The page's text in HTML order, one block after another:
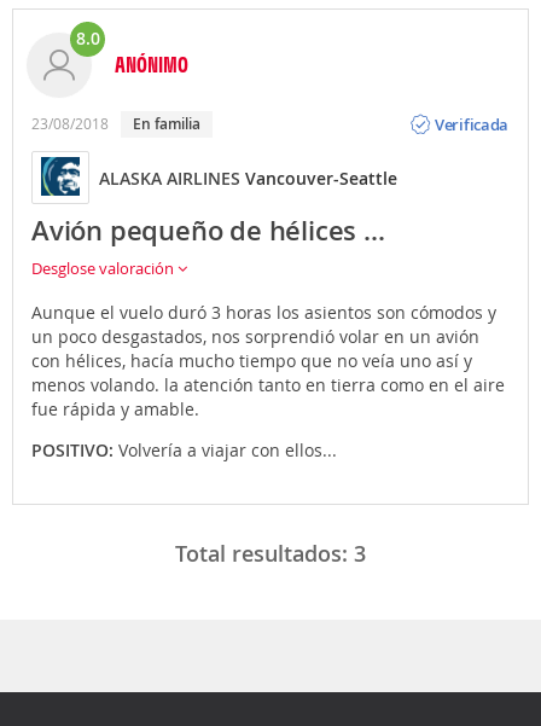
8.0
ANÓNIMO
23/08/2018 En familia
Verificada
ALASKA AIRLINES Vancouver-Seattle
Avión pequeño de hélices ...
Desglose valoración
Aunque el vuelo duró 3 horas los asientos son cómodos y
un poco desgastados, nos sorprendió volar en un avión
con hélices, hacía mucho tiempo que no veía uno así y
menos volando. la atención tanto en tierra como en el aire
fue rápida y amable.
POSITIVO: Volvería a viajar con ellos...
Total resultados: 3